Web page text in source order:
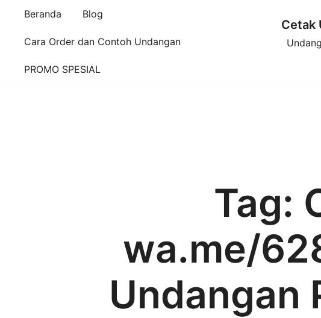
Beranda Blog
Cara Order dan Contoh Undangan
PROMO SPESIAL
Cetak
Tag:
wa.me/
Undangan